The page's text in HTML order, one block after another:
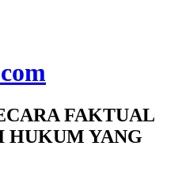
FAKTUAL
HUKUM YANG